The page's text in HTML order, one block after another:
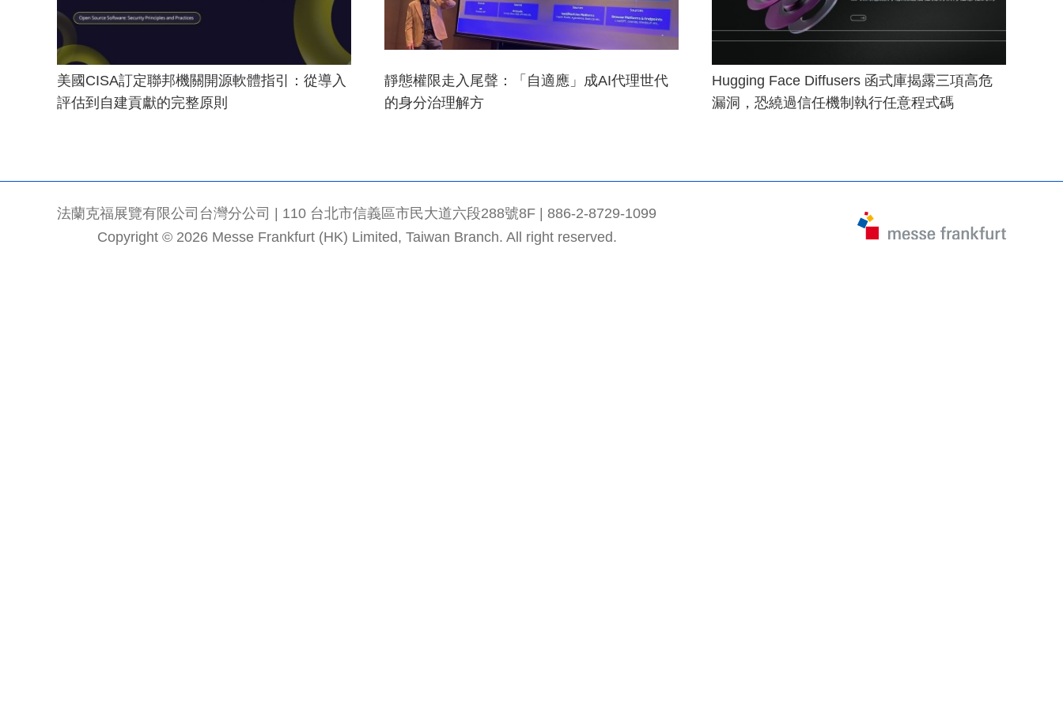
美國CISA訂定聯邦機關開源軟體指引：從導入
評估到自建貢獻的完整原則
靜態權限走入尾聲：「自適應」成AI代理世代
的身分治理解方
Hugging Face Diffusers 函式庫揭露三項高危
漏洞，恐繞過信任機制執行任意程式碼
法蘭克福展覽有限公司台灣分公司 | 110 台北市信義區市民大道六段288號8F | 886-2-8729-1099
Copyright © 2026 Messe Frankfurt (HK) Limited, Taiwan Branch. All right reserved.